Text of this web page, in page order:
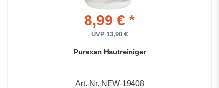
8,99 € *
UVP 13,90 €
Purexan Hautreiniger
Art.-Nr. NEW-19408